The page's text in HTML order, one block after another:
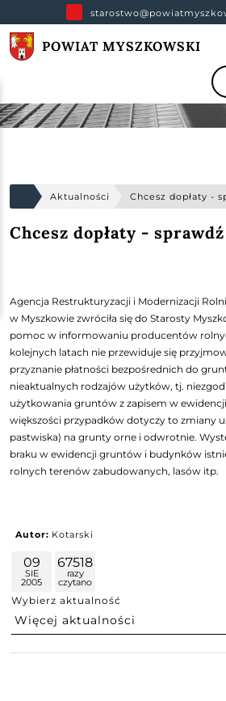
POWIAT MYSZKOWSKI
Aktualności Chcesz dopłaty -
Chcesz dopłaty -
Agencja Restrukturyzacji i Modernizacji
w Myszkowie zwróciła się do Starosty
pomoc w informowaniu producentów
kolejnych latach nie przewiduje się
przyznanie płatności bezpośrednich do
nieaktualnych rodzajów użytków, tj.
użytkowania gruntów z zapisem w
większości przypadków dotyczy to zmiany
pastwiska) na grunty orne i odwrotnie.
braku w ewidencji gruntów i budynków
rolnych terenów zabudowanych, lasów itp.
Autor: Kotarski
09
SIE
2005
67518
razy
czytano
Wybierz aktualność